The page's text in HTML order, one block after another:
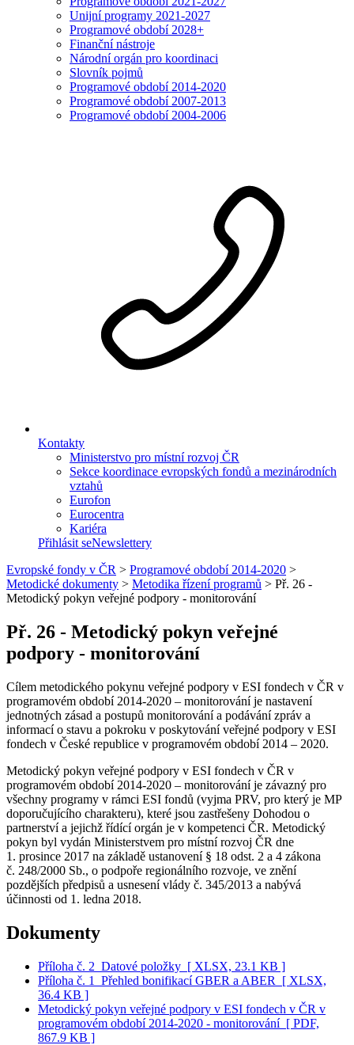
Unijní programy 2021-2027
Programové období 2028+
Finanční nástroje
Národní orgán pro koordinaci
Slovník pojmů
Programové období 2014-2020
Programové období 2007-2013
Programové období 2004-2006
Kontakty
Ministerstvo pro místní rozvoj ČR
Sekce koordinace evropských fondů a mezinárodních
vztahů
Eurofon
Eurocentra
Kariéra
Přihlásit seNewslettery
Evropské fondy v ČR > Programové období 2014-2020 >
Metodické dokumenty > Metodika řízení programů > Př. 26 -
Metodický pokyn veřejné podpory - monitorování
Př. 26 - Metodický pokyn veřejné
podpory - monitorování
Cílem metodického pokynu veřejné podpory v ESI fondech v ČR v
programovém období 2014-2020 – monitorování je nastavení
jednotných zásad a postupů monitorování a podávání zpráv a
informací o stavu a pokroku v poskytování veřejné podpory v ESI
fondech v České republice v programovém období 2014 – 2020.
Metodický pokyn veřejné podpory v ESI fondech v ČR v
programovém období 2014-2020 – monitorování je závazný pro
všechny programy v rámci ESI fondů (vyjma PRV, pro který je MP
doporučujícího charakteru), které jsou zastřešeny Dohodou o
partnerství a jejichž řídící orgán je v kompetenci ČR. Metodický
pokyn byl vydán Ministerstvem pro místní rozvoj ČR dne
1. prosince 2017 na základě ustanovení § 18 odst. 2 a 4 zákona
č. 248/2000 Sb., o podpoře regionálního rozvoje, ve znění
pozdějších předpisů a usnesení vlády č. 345/2013 a nabývá
účinnosti od 1. ledna 2018.
Dokumenty
Příloha č. 2_Datové položky [ XLSX, 23.1 KB ]
Příloha č. 1_Přehled bonifikací GBER a ABER
[ XLSX,
36.4 KB ]
Metodický pokyn veřejné podpory v ESI fondech v ČR v
programovém období 2014-2020 - monitorování [ PDF,
867.9 KB ]